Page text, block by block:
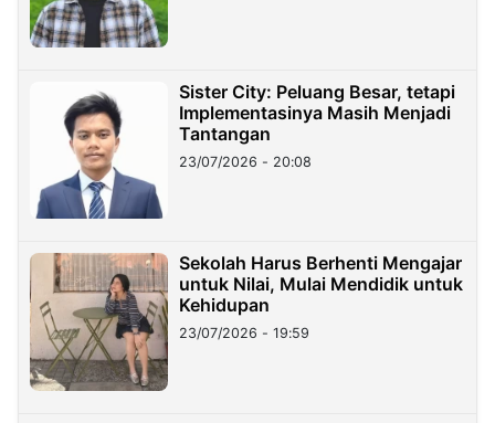
Sister City: Peluang Besar, tetapi
Implementasinya Masih Menjadi
Tantangan
23/07/2026 - 20:08
Sekolah Harus Berhenti Mengajar
untuk Nilai, Mulai Mendidik untuk
Kehidupan
23/07/2026 - 19:59